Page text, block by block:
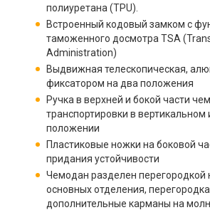
полиуретана (TPU).
Встроенный кодовый замком с
таможенного досмотра TSA
Administration)
Выдвижная телескопическая,
фиксатором на два положения
Ручка в верхней и бокой части
транспортировки в вертикальном
положении
Пластиковые ножки на боковой
придания устойчивости
Чемодан разделен перегородкой
основных отделения,
дополнительные карманы на